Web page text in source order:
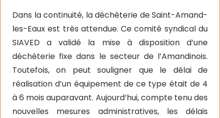
Dans la continuité, la déchèterie de Saint-Amand-
les-Eaux est très attendue. Ce comité syndical du
SIAVED a validé la mise à disposition d’une
déchèterie fixe dans le secteur de l’Amandinois.
Toutefois, on peut souligner que le délai de
réalisation d’un équipement de ce type était de 4
à 6 mois auparavant. Aujourd’hui, compte tenu des
nouvelles mesures administratives, les délais